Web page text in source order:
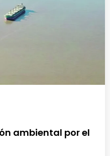
ambiental por el